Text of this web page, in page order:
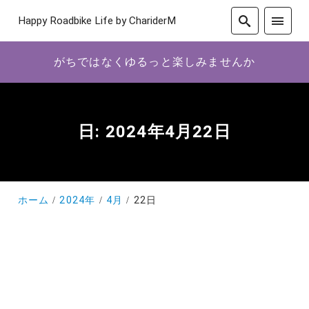
Happy Roadbike Life by ChariderM
がちではなくゆるっと楽しみませんか
日: 2024年4月22日
ホーム 2024年 4月 22日